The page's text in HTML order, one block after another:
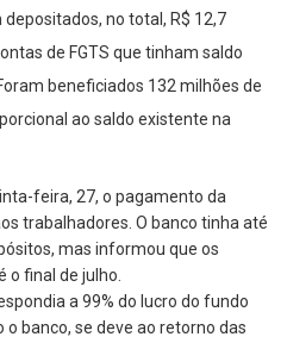
no total, R$ 12,7
de FGTS que tinham saldo
beneficiados 132 milhões de
ao saldo existente na
feira, 27, o pagamento da
trabalhadores. O banco tinha até
mas informou que os
final de julho.
a 99% do lucro do fundo
banco, se deve ao retorno das